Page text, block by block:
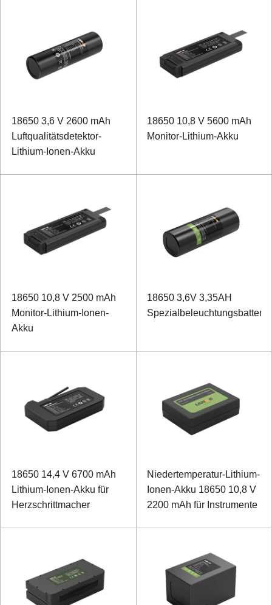
18650 3,6 V 2600 mAh
Luftqualitätsdetektor-
Lithium-Ionen-Akku
18650 10,8 V 5600 mAh
Monitor-Lithium-Akku
18650 10,8 V 2500 mAh
Monitor-Lithium-Ionen-
Akku
18650 3,6V 3,35AH
Spezialbeleuchtungsbatterie
18650 14,4 V 6700 mAh
Lithium-Ionen-Akku für
Herzschrittmacher
Niedertemperatur-Lithium-
Ionen-Akku 18650 10,8 V
2200 mAh für Instrumente